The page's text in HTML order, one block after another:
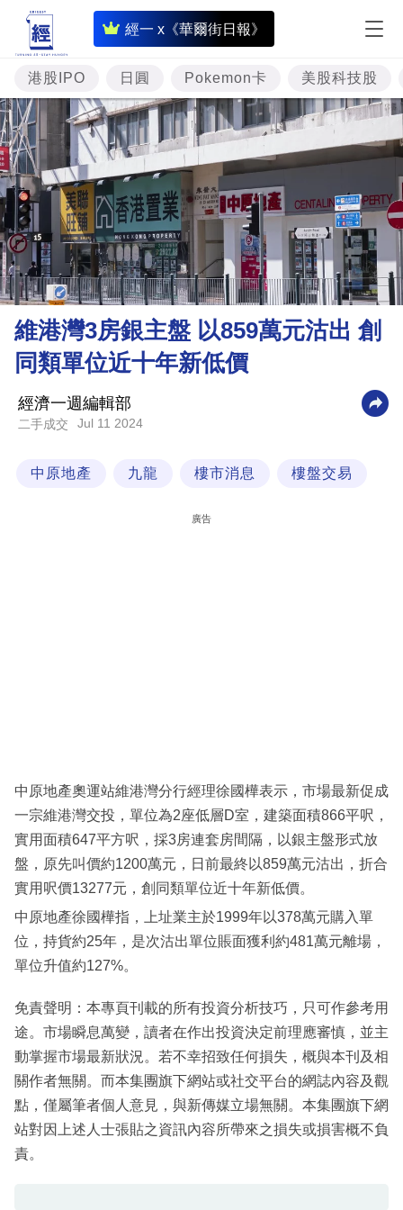
經一 x《華爾街日報》
即
時
財
經
專
題
資
樓
市
理
財
商
業
科
區
港股IPO 日圓 Pokemon卡 美股科技股
維港灣3房銀主盤 以859萬元沽出 創
同類單位近十年新低價
經濟一週編輯部
二手成交 Jul 11 2024
中原地產 九龍 樓市消息 樓盤交易
廣告
中原地產奧運站維港灣分行經理徐國樺表示，市場最新促成
一宗維港灣交投，單位為2座低層D室，建築面積866平呎，
實用面積647平方呎，採3房連套房間隔，以銀主盤形式放
盤，原先叫價約1200萬元，日前最終以859萬元沽出，折合
實用呎價13277元，創同類單位近十年新低價。
中原地產徐國樺指，上址業主於1999年以378萬元購入單
位，持貨約25年，是次沽出單位賬面獲利約481萬元離場，
單位升值約127%。
免責聲明：本專頁刊載的所有投資分析技巧，只可作參考用
途。市場瞬息萬變，讀者在作出投資決定前理應審慎，並主
動掌握市場最新狀況。若不幸招致任何損失，概與本刊及相
關作者無關。而本集團旗下網站或社交平台的網誌內容及觀
點，僅屬筆者個人意見，與新傳媒立場無關。本集團旗下網
站對因上述人士張貼之資訊內容所帶來之損失或損害概不負
責。